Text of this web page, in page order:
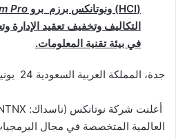
إ
ل
ك
ر
ن
ي
(
HCI) ونوتانكس برزم برو Pro
التكاليف وتخفيف تعقيد الإدارة
في بيئة تقنية المعلومات.
جدة، المملكة العربية السعودية 24 يونيو 2021 –
العالمية المتخصصة في مجال